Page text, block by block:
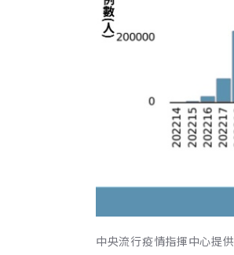
中央流行疫情指揮中心提供